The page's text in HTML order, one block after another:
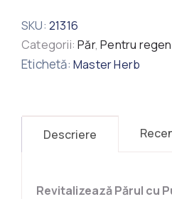
SKU: 21316
Categorii:Păr,Pentru
Etichetă: Master Herb
Descriere
Revitalizează Părul cu